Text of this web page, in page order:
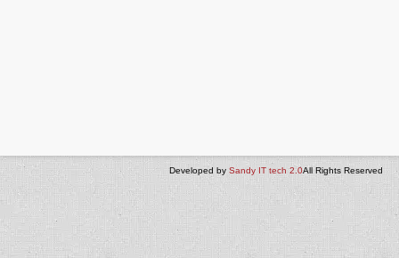
Developed bySandy IT tech 2.0All Rights Reserved